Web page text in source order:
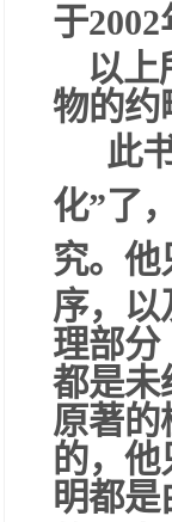
于2002
以上
物的约
此
化”了
究。他
序，以
理部分
都是未
原著的
的，
明都是